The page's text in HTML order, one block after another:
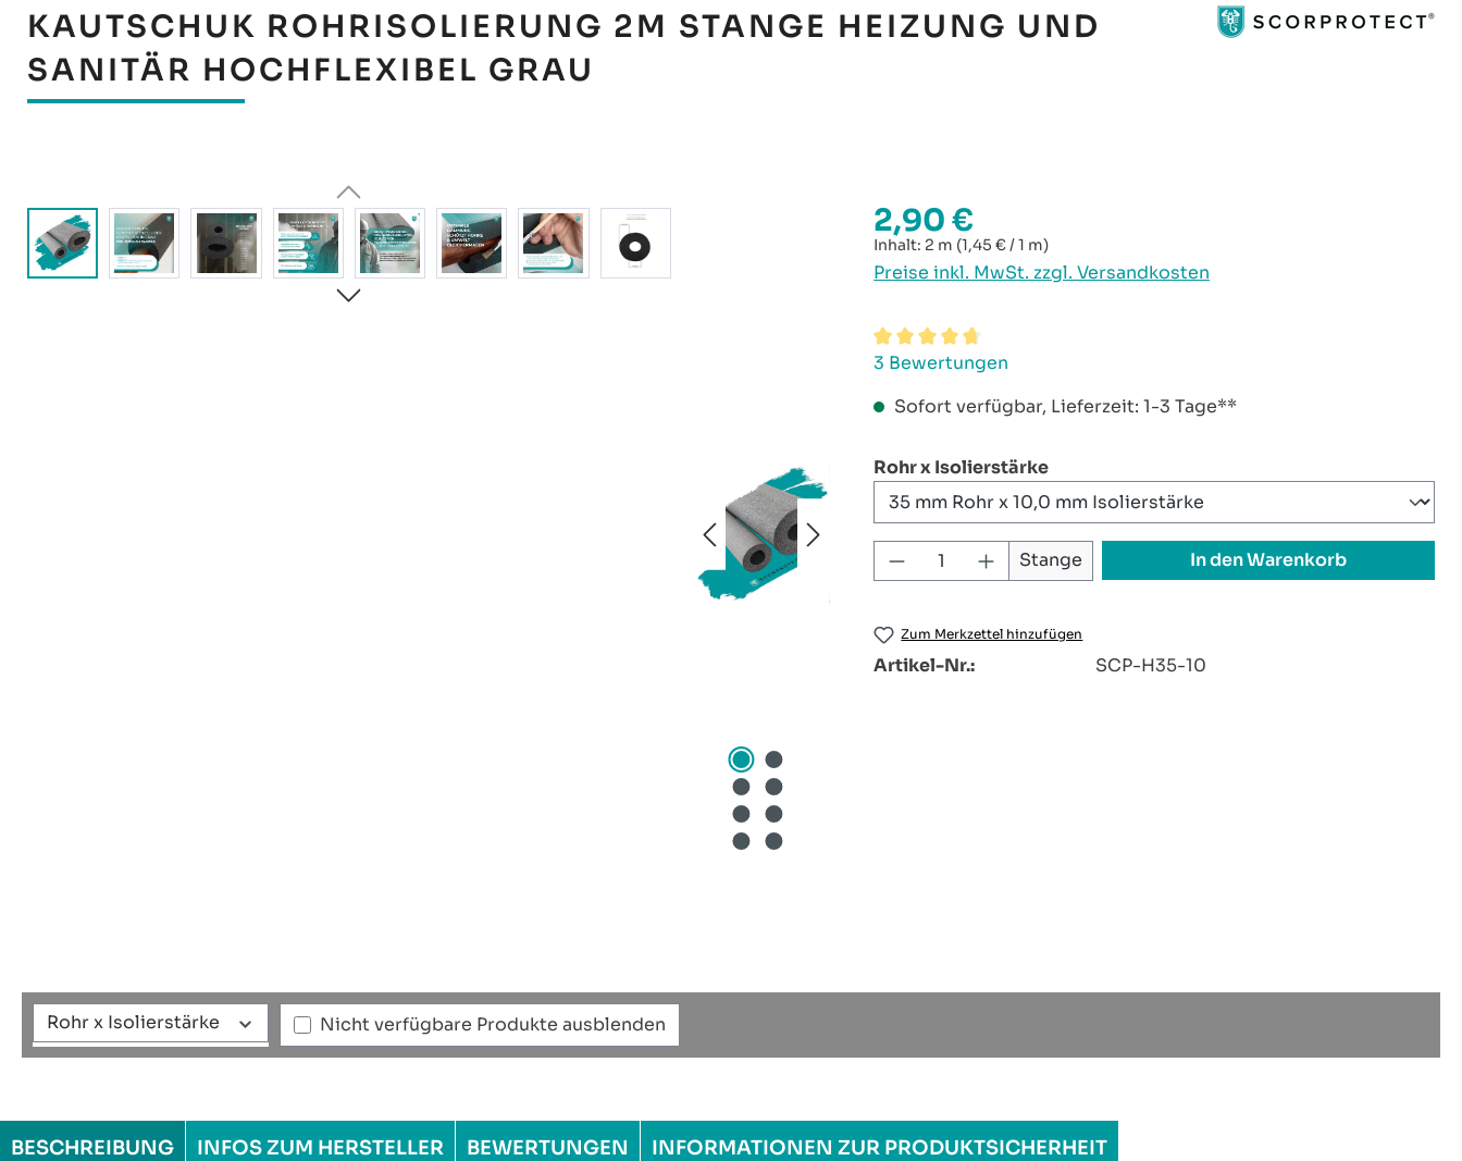
KAUTSCHUK ROHRISOLIERUNG 2M STANGE HEIZUNG UND
SANITÄR HOCHFLEXIBEL GRAU
Bildergalerie überspringen Regulärer Preis:
2,90 €
Inhalt: 2 m (1,45 € / 1 m)
Preise inkl. MwSt. zzgl. Versandkosten
Durchschnittliche Bewertung von 4.83 von 5 Sternen
3 Bewertungen
Sofort verfügbar, Lieferzeit: 1-3 Tage**
Rohr x Isolierstärkeauswählen
Produkt Anzahl: Gib den gewünschten
Stange In den Warenkorb
Zum Merkzettel hinzufügen
Artikel-Nr.: SCP-H35-10
Rohr x Isolierstärke Nicht verfügbare Produkte ausblenden
BESCHREIBUNG INFOS ZUM HERSTELLER BEWERTUNGEN INFORMATIONEN ZUR PRODUKTSICHERHEIT